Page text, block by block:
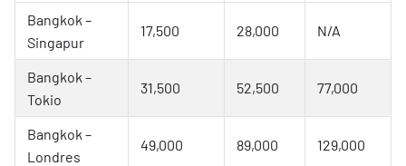
Bangkok –
Singapur
17,500 28,000 N/A
Bangkok –
Tokio
31,500 52,500 77,000
Bangkok –
Londres
49,000 89,000 129,000